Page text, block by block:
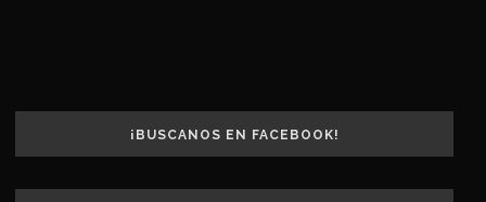
¡BUSCANOS EN FACEBOOK!